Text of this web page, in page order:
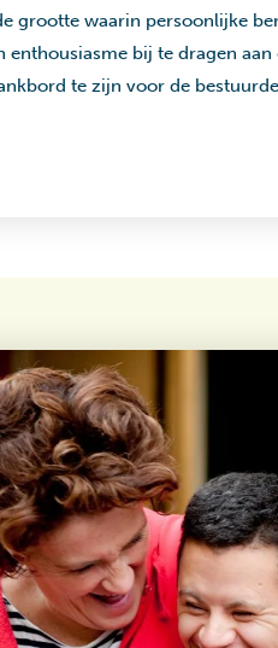
grootte waarin persoonlijke
enthousiasme bij te dragen
te zijn voor de